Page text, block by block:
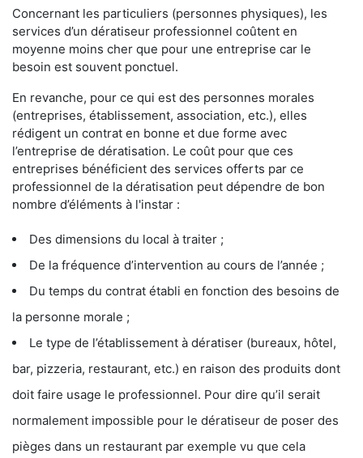
Concernant les particuliers (personnes physiques), les
services d’un dératiseur professionnel coûtent en
moyenne moins cher que pour une entreprise car le
besoin est souvent ponctuel.
En revanche, pour ce qui est des personnes morales
(entreprises, établissement, association, etc.), elles
rédigent un contrat en bonne et due forme avec
l’entreprise de dératisation. Le coût pour que ces
entreprises bénéficient des services offerts par ce
professionnel de la dératisation peut dépendre de bon
nombre d’éléments à l'instar :
Des dimensions du local à traiter ;
De la fréquence d’intervention au cours de l’année ;
Du temps du contrat établi en fonction des besoins de
la personne morale ;
Le type de l’établissement à dératiser (bureaux, hôtel,
bar, pizzeria, restaurant, etc.) en raison des produits dont
doit faire usage le professionnel. Pour dire qu’il serait
normalement impossible pour le dératiseur de poser des
pièges dans un restaurant par exemple vu que cela